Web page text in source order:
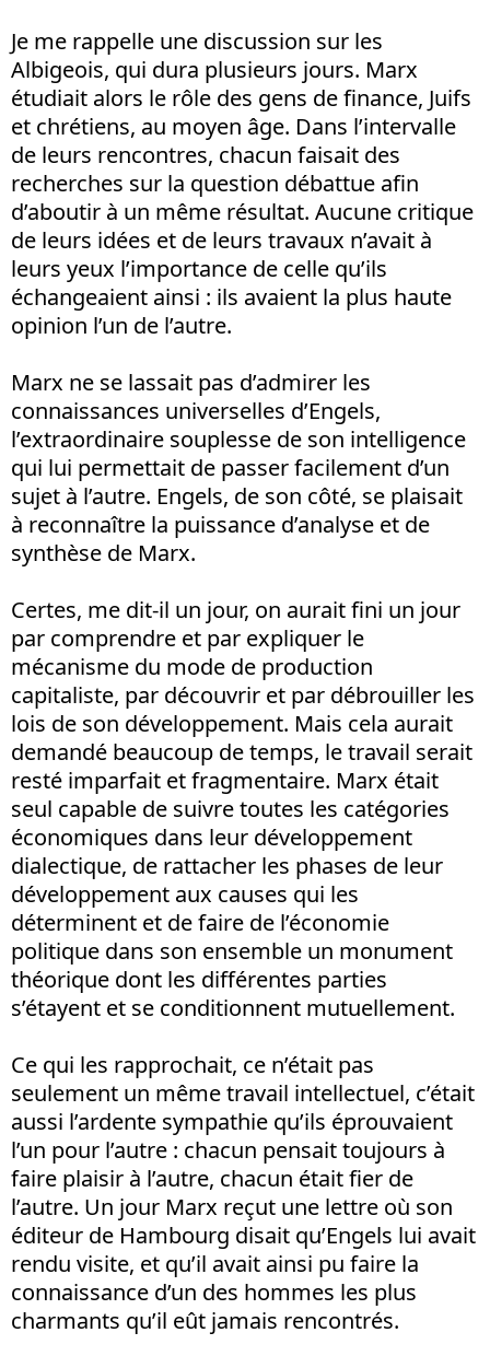
Je me rappelle une discussion sur les
Albigeois, qui dura plusieurs jours. Marx
étudiait alors le rôle des gens de finance, Juifs
et chrétiens, au moyen âge. Dans l’intervalle
de leurs rencontres, chacun faisait des
recherches sur la question débattue afin
d’aboutir à un même résultat. Aucune critique
de leurs idées et de leurs travaux n’avait à
leurs yeux l’importance de celle qu’ils
échangeaient ainsi : ils avaient la plus haute
opinion l’un de l’autre.
Marx ne se lassait pas d’admirer les
connaissances universelles d’Engels,
l’extraordinaire souplesse de son intelligence
qui lui permettait de passer facilement d’un
sujet à l’autre. Engels, de son côté, se plaisait
à reconnaître la puissance d’analyse et de
synthèse de Marx.
Certes, me dit-il un jour, on aurait fini un jour
par comprendre et par expliquer le
mécanisme du mode de production
capitaliste, par découvrir et par débrouiller les
lois de son développement. Mais cela aurait
demandé beaucoup de temps, le travail serait
resté imparfait et fragmentaire. Marx était
seul capable de suivre toutes les catégories
économiques dans leur développement
dialectique, de rattacher les phases de leur
développement aux causes qui les
déterminent et de faire de l’économie
politique dans son ensemble un monument
théorique dont les différentes parties
s’étayent et se conditionnent mutuellement.
Ce qui les rapprochait, ce n’était pas
seulement un même travail intellectuel, c’était
aussi l’ardente sympathie qu’ils éprouvaient
l’un pour l’autre : chacun pensait toujours à
faire plaisir à l’autre, chacun était fier de
l’autre. Un jour Marx reçut une lettre où son
éditeur de Hambourg disait qu’Engels lui avait
rendu visite, et qu’il avait ainsi pu faire la
connaissance d’un des hommes les plus
charmants qu’il eût jamais rencontrés.